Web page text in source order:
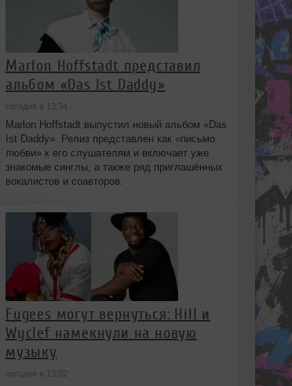
Marlon Hoffstadt представил
альбом «Das Ist Daddy»
сегодня в 13:34
Marlon Hoffstadt выпустил новый альбом «Das
Ist Daddy». Релиз представлен как «письмо
любви» к его слушателям и включает уже
знакомые синглы, а также ряд приглашённых
вокалистов и соавторов.
Fugees могут вернуться: Hill и
Wyclef намекнули на новую
музыку
сегодня в 13:02